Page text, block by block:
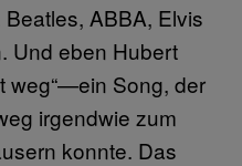
ABBA, Elvis
Und eben Hubert
weg“—ein Song, der
irgendwie zum
konnte. Das